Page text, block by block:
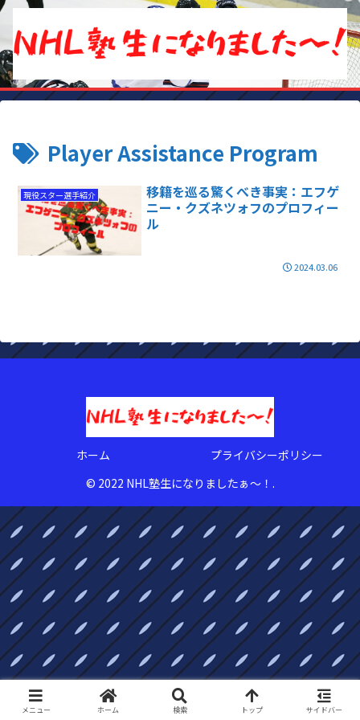
Player Assistance Program
現役スター選手紹介
移籍を巡る驚くべき事実：エフゲ
ニー・クズネツォフのプロフィー
ル
2024.03.06
ホーム
プライバシーポリシー
© 2022 NHL塾生になりましたぁ〜！.
メニュー ホーム 検索 トップ サイドバー